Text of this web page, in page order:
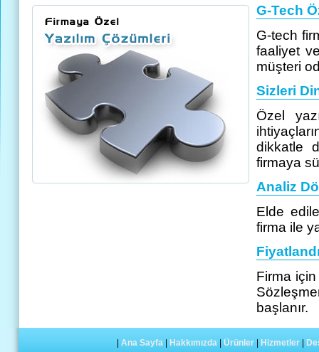
G-Tech
G-tech
faaliyet
müşteri
Sizleri
Özel
dikkatle
firmaya
Analiz
Elde
firma ile
Firma
başlanır.
|Ana Sayfa Hakkımızda |Ürünler Hizmetler